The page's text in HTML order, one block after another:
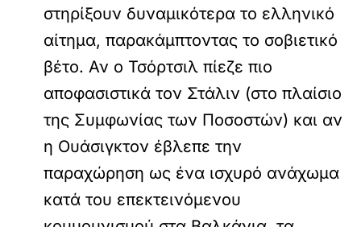
στηρίξουν δυναμικότερα το ελληνικό
αίτημα, παρακάμπτοντας το σοβιετικό
βέτο. Αν ο Τσόρτσιλ πίεζε πιο
αποφασιστικά τον Στάλιν (στο πλαίσιο
της Συμφωνίας των Ποσοστών) και αν
η Ουάσιγκτον έβλεπε την
παραχώρηση ως ένα ισχυρό ανάχωμα
κατά του επεκτεινόμενου